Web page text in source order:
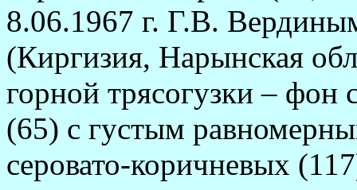
8.06.1967 г. Г.В.
(Киргизия, Нарынская
горной трясогузки – фон
(65) с густым
серовато-коричневых